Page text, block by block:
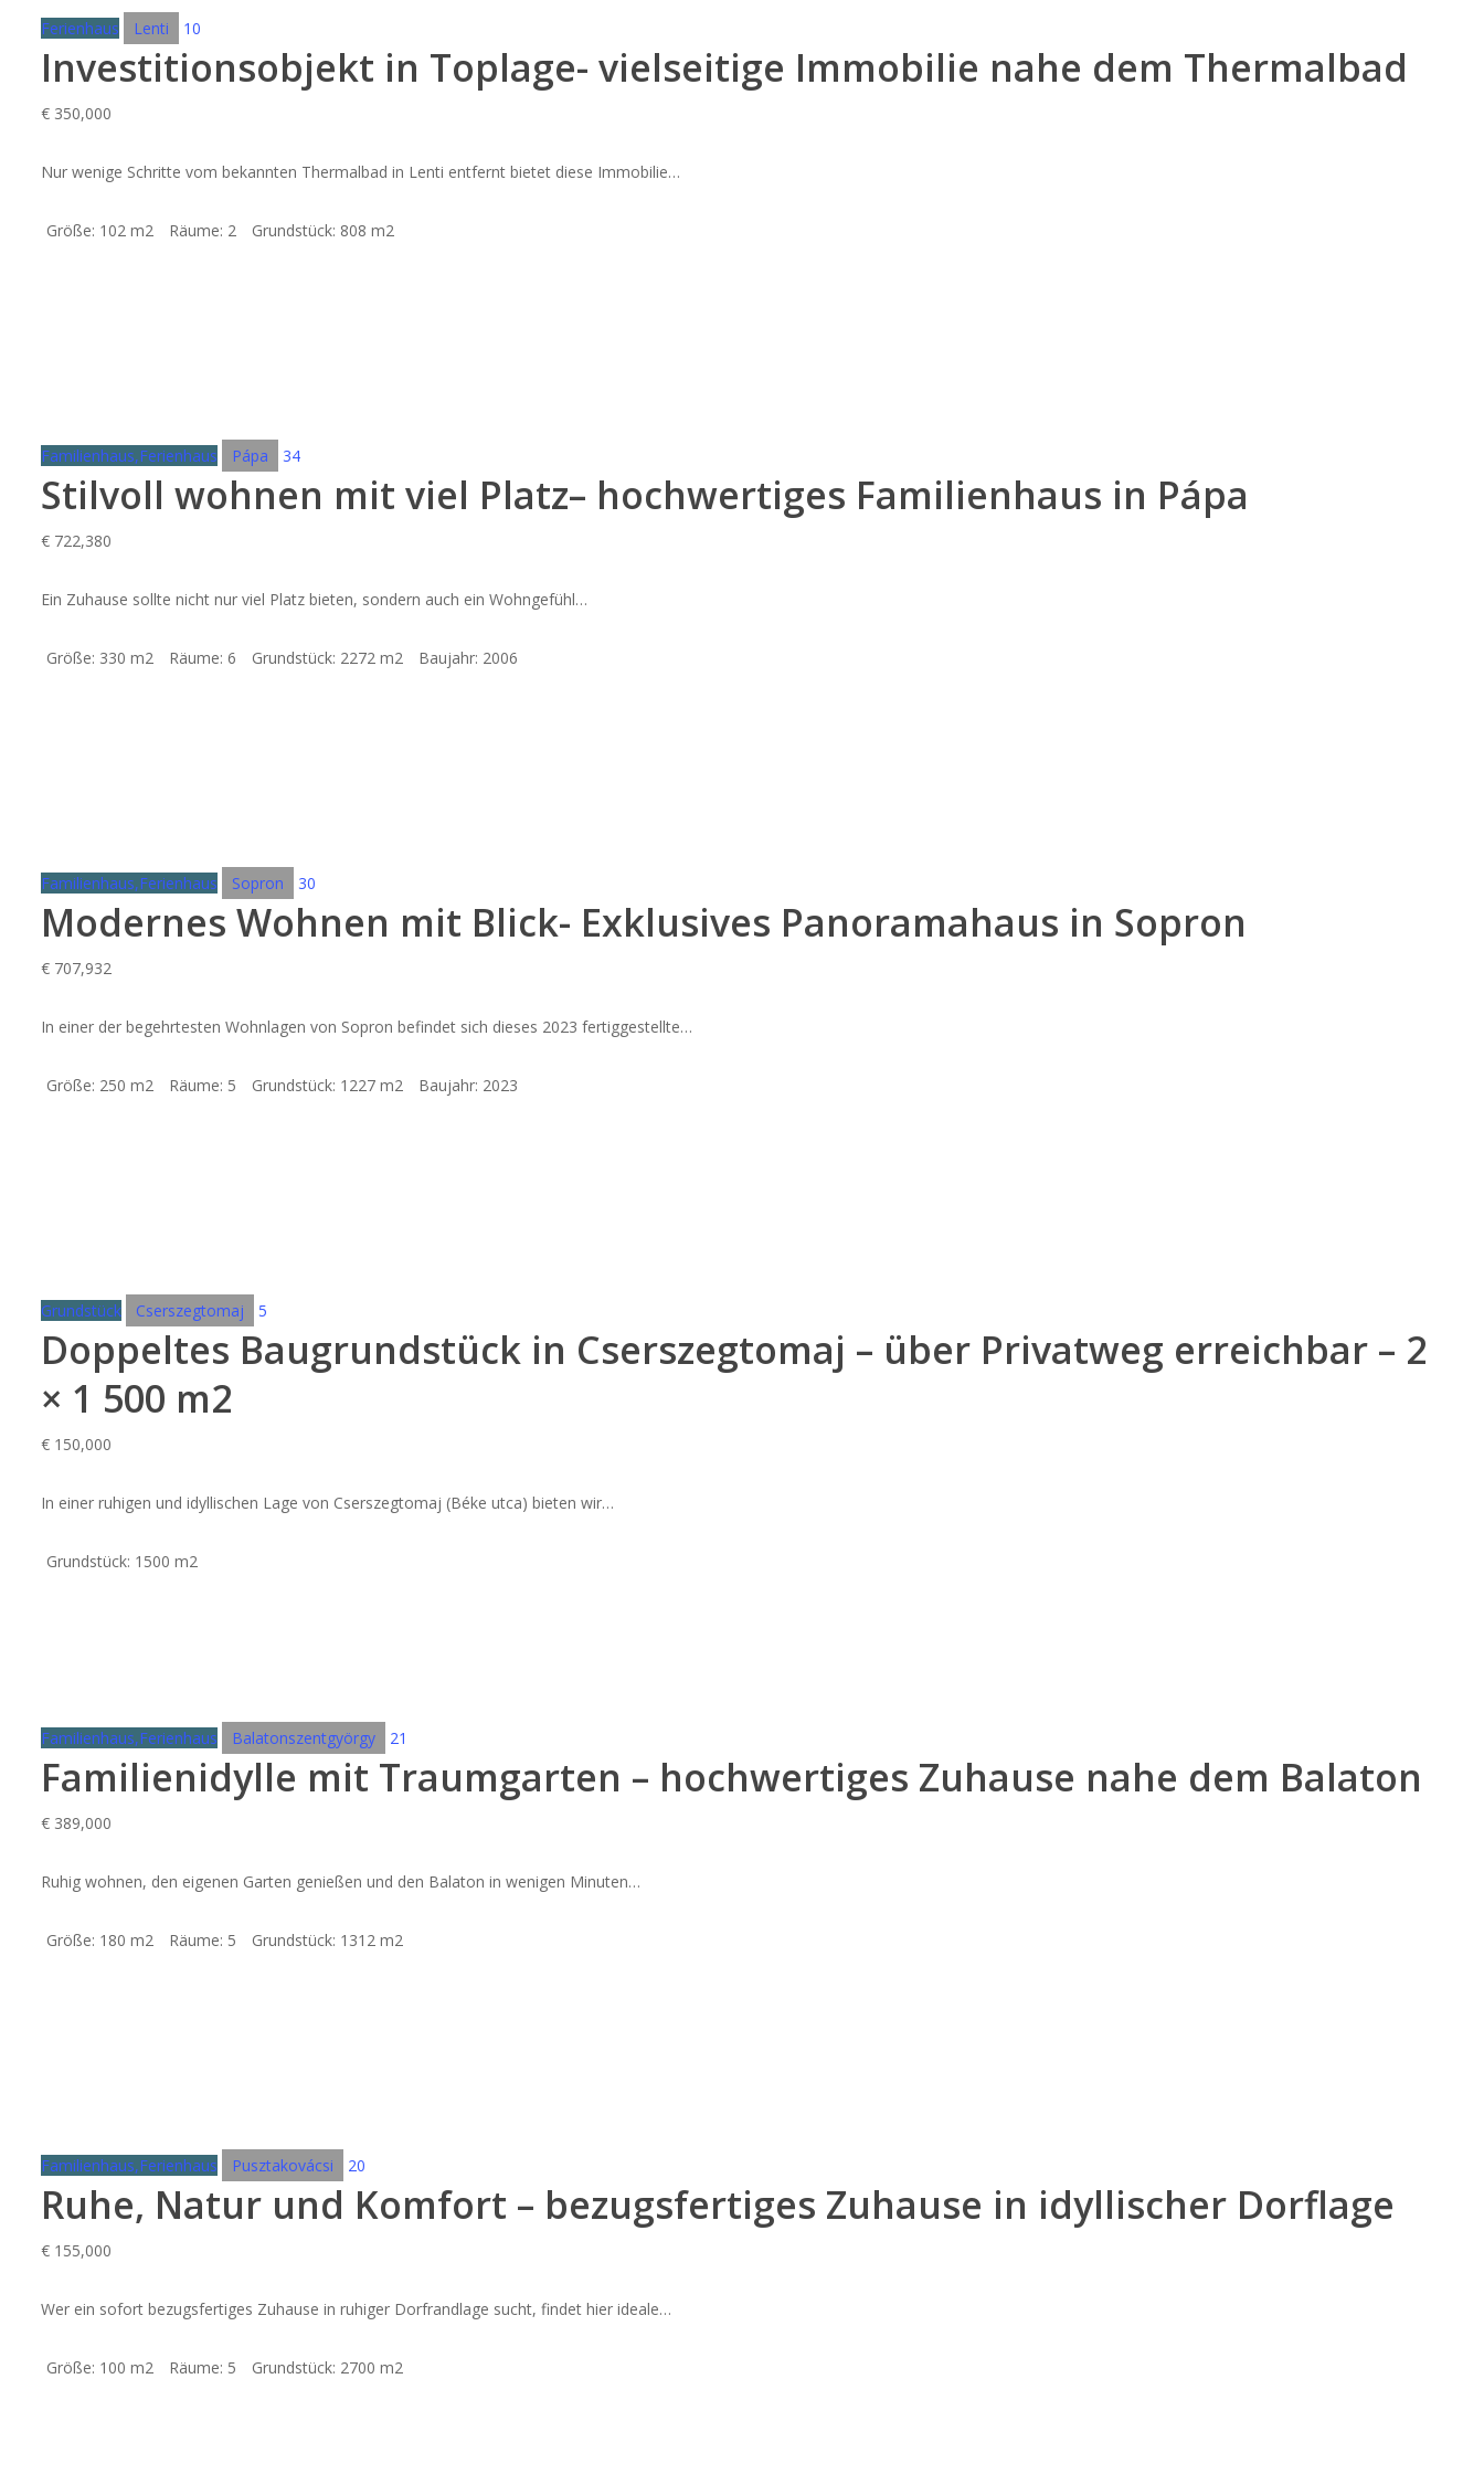
Ferienhaus Lenti 10
Investitionsobjekt in Toplage- vielseitige Immobilie nahe dem Thermalbad
€ 350,000
Nur wenige Schritte vom bekannten Thermalbad in Lenti entfernt bietet diese Immobilie…
Größe: 102 m2 Räume: 2 Grundstück: 808 m2
Familienhaus,Ferienhaus Pápa 34
Stilvoll wohnen mit viel Platz– hochwertiges Familienhaus in Pápa
€ 722,380
Ein Zuhause sollte nicht nur viel Platz bieten, sondern auch ein Wohngefühl…
Größe: 330 m2 Räume: 6 Grundstück: 2272 m2 Baujahr: 2006
Familienhaus,Ferienhaus Sopron 30
Modernes Wohnen mit Blick- Exklusives Panoramahaus in Sopron
€ 707,932
In einer der begehrtesten Wohnlagen von Sopron befindet sich dieses 2023 fertiggestellte…
Größe: 250 m2 Räume: 5 Grundstück: 1227 m2 Baujahr: 2023
Grundstück Cserszegtomaj 5
Doppeltes Baugrundstück in Cserszegtomaj – über Privatweg erreichbar – 2
× 1 500 m2
€ 150,000
In einer ruhigen und idyllischen Lage von Cserszegtomaj (Béke utca) bieten wir…
Grundstück: 1500 m2
Familienhaus,Ferienhaus Balatonszentgyörgy 21
Familienidylle mit Traumgarten – hochwertiges Zuhause nahe dem Balaton
€ 389,000
Ruhig wohnen, den eigenen Garten genießen und den Balaton in wenigen Minuten…
Größe: 180 m2 Räume: 5 Grundstück: 1312 m2
Familienhaus,Ferienhaus Pusztakovácsi 20
Ruhe, Natur und Komfort – bezugsfertiges Zuhause in idyllischer Dorflage
€ 155,000
Wer ein sofort bezugsfertiges Zuhause in ruhiger Dorfrandlage sucht, findet hier ideale…
Größe: 100 m2 Räume: 5 Grundstück: 2700 m2